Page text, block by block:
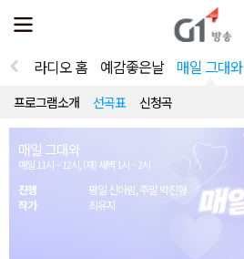
전
체
뉴
열
라디오 홈 예감좋은날 매일 그대와
프로그램소개 선곡표 신청곡
매일 그대와
매일 11시 ~ 12시, (재) 새벽 1시 ~ 2시
진행
평일 신아림, 주말 박진형
작가
최유지